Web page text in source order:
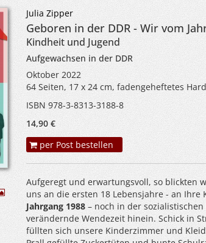
Julia Zipper
Geboren in der DDR - Wir vom
Kindheit und Jugend
Aufgewachsen in der DDR
Oktober 2022
64 Seiten, 17 x 24 cm, fadengeheftetes
ISBN 978-3-8313-3188-8
14,90 €
per Post bestellen
Aufgeregt und erwartungsvoll, so blickten
uns an die ersten 18 Lebensjahre - an Ihre
Jahrgang 1988 – noch in der
verändernde Wendezeit hinein. Schick in
füllten sich unsere Kinderzimmer und